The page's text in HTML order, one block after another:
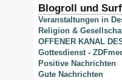
Blogroll und
Veranstaltungen in
Religion &
OFFENER KANAL
Gottesdienst -
Positive Nachrichten
Gute Nachrichten